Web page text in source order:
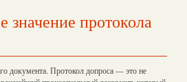
протокола
документа. Протокол допроса — это не